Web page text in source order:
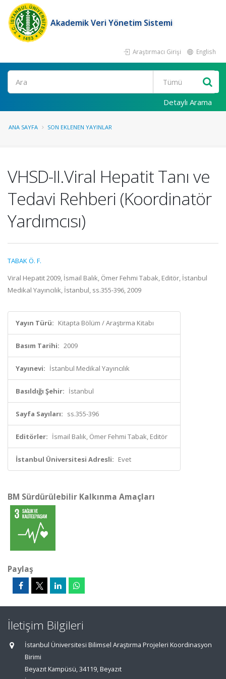
Akademik Veri Yönetim Sistemi
Araştırmacı Girişi English
Ara
Detaylı Arama
ANA SAYFA SON EKLENEN YAYINLAR
VHSD-II.Viral Hepatit Tanı ve
Tedavi Rehberi (Koordinatör
Yardımcısı)
TABAK Ö. F.
Viral Hepatit 2009, İsmail Balık, Ömer Fehmi Tabak, Editör, İstanbul
Medikal Yayıncılık, İstanbul, ss.355-396, 2009
Yayın Türü: Kitapta Bölüm / Araştırma Kitabı
Basım Tarihi: 2009
Yayınevi: İstanbul Medikal Yayıncılık
Basıldığı Şehir: İstanbul
Sayfa Sayıları: ss.355-396
Editörler: İsmail Balık, Ömer Fehmi Tabak, Editör
İstanbul Üniversitesi Adresli: Evet
BM Sürdürülebilir Kalkınma Amaçları
Paylaş
İletişim Bilgileri
İstanbul Üniversitesi Bilimsel Araştırma Projeleri Koordinasyon
Birimi
Beyazıt Kampüsü, 34119, Beyazıt